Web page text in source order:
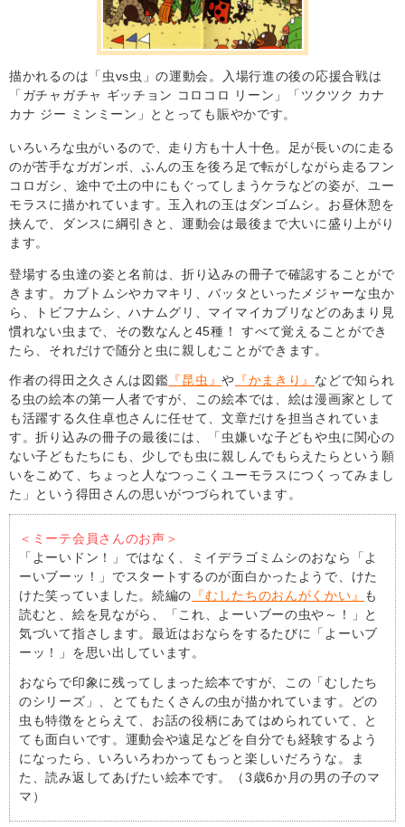
描かれるのは「虫vs虫」の運動会。入場行進の後の応援合戦は
「ガチャガチャ ギッチョン コロコロ リーン」「ツクツク カナ
カナ ジー ミンミーン」ととっても賑やかです。
いろいろな虫がいるので、走り方も十人十色。足が長いのに走る
のが苦手なガガンボ、ふんの玉を後ろ足で転がしながら走るフン
コロガシ、途中で土の中にもぐってしまうケラなどの姿が、ユー
モラスに描かれています。玉入れの玉はダンゴムシ。お昼休憩を
挟んで、ダンスに綱引きと、運動会は最後まで大いに盛り上がり
ます。
登場する虫達の姿と名前は、折り込みの冊子で確認することがで
きます。カブトムシやカマキリ、バッタといったメジャーな虫か
ら、トビフナムシ、ハナムグリ、マイマイカブリなどのあまり見
慣れない虫まで、その数なんと45種！ すべて覚えることができ
たら、それだけで随分と虫に親しむことができます。
作者の得田之久さんは図鑑 『昆虫』や 『かまきり』 などで知られ
る虫の絵本の第一人者ですが、この絵本では、絵は漫画家として
も活躍する久住卓也さんに任せて、文章だけを担当されていま
す。折り込みの冊子の最後には、「虫嫌いな子どもや虫に関心の
ない子どもたちにも、少しでも虫に親しんでもらえたらという願
いをこめて、ちょっと人なつっこくユーモラスにつくってみまし
た」という得田さんの思いがつづられています。
＜ミーテ会員さんのお声＞
「よーいドン！」ではなく、ミイデラゴミムシのおなら「よ
ーいブーッ！」でスタートするのが面白かったようで、けた
けた笑っていました。続編の 『むしたちのおんがくかい』
も
読むと、絵を見ながら、「これ、よーいブーの虫や～！」と
気づいて指さします。最近はおならをするたびに「よーいブ
ーッ！」を思い出しています。
おならで印象に残ってしまった絵本ですが、この「むしたち
のシリーズ」、とてもたくさんの虫が描かれています。どの
虫も特徴をとらえて、お話の役柄にあてはめられていて、と
ても面白いです。運動会や遠足などを自分でも経験するよう
になったら、いろいろわかってもっと楽しいだろうな。ま
た、読み返してあげたい絵本です。（3歳6か月の男の子のマ
マ）